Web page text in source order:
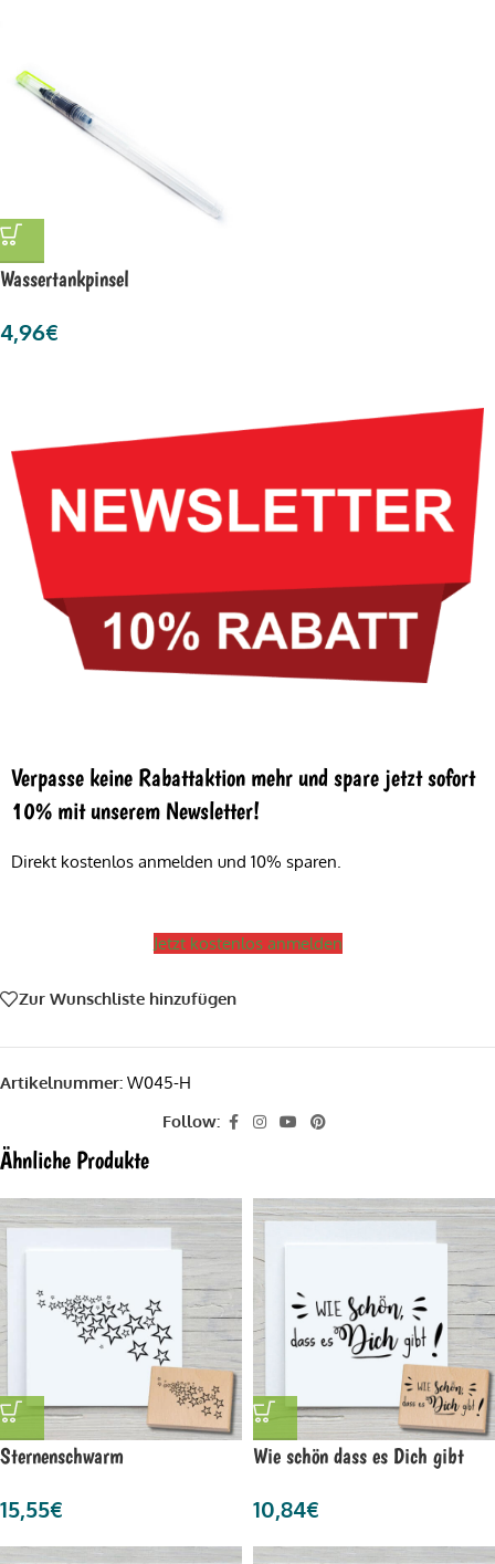
Wassertankpinsel
4,96€
Verpasse keine Rabattaktion mehr und spare jetzt sofort
10% mit unserem Newsletter!
Direkt kostenlos anmelden und 10% sparen.
Jetzt kostenlos anmelden
Zur Wunschliste hinzufügen
Artikelnummer: W045-H
Follow:
Ähnliche Produkte
Sternenschwarm
15,55€
Wie schön dass es Dich gibt
10,84€